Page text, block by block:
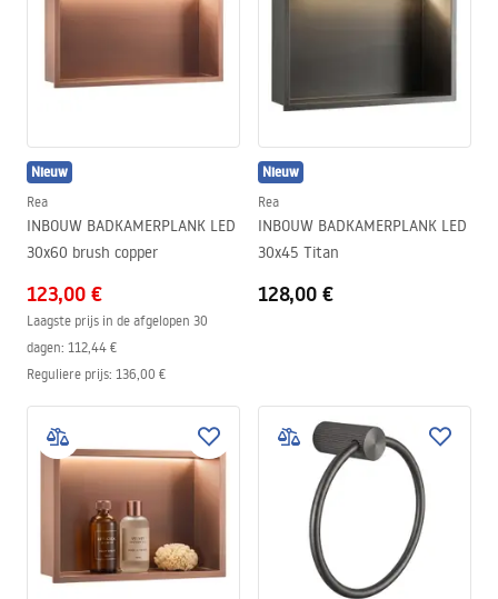
Nieuw
Rea
INBOUW BADKAMERPLANK LED
30x60 brush copper
123,00 €
Laagste prijs in de afgelopen 30
dagen: 112,44 €
Reguliere prijs: 136,00 €
Nieuw
Rea
INBOUW BADKAMERPLANK LED
30x45 Titan
128,00 €